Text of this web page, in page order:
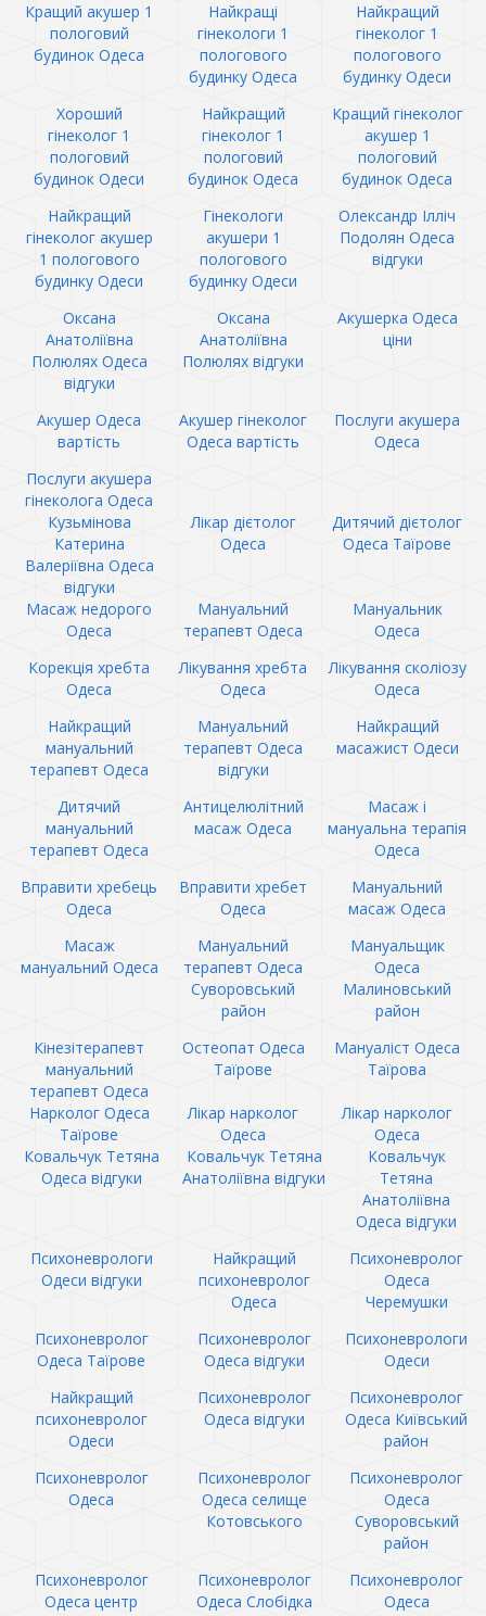
Кращий акушер 1
пологовий
будинок Одеса
Найкращі
гінекологи 1
пологового
будинку Одеса
Найкращий
гінеколог 1
пологового
будинку Одеси
Хороший
гінеколог 1
пологовий
будинок Одеси
Найкращий
гінеколог 1
пологовий
будинок Одеса
Кращий гінеколог
акушер 1
пологовий
будинок Одеса
Найкращий
гінеколог акушер
1 пологового
будинку Одеси
Гінекологи
акушери 1
пологового
будинку Одеси
Олександр Ілліч
Подолян Одеса
відгуки
Оксана
Анатоліївна
Полюлях Одеса
відгуки
Оксана
Анатоліївна
Полюлях відгуки
Акушерка Одеса
ціни
Акушер Одеса
вартість
Акушер гінеколог
Одеса вартість
Послуги акушера
Одеса
Послуги акушера
гінеколога Одеса
Кузьмінова
Катерина
Валеріївна Одеса
відгуки
Лікар дієтолог
Одеса
Дитячий дієтолог
Одеса Таїрове
Масаж недорого
Одеса
Мануальний
терапевт Одеса
Мануальник
Одеса
Корекція хребта
Одеса
Лікування хребта
Одеса
Лікування сколіозу
Одеса
Найкращий
мануальний
терапевт Одеса
Мануальний
терапевт Одеса
відгуки
Найкращий
масажист Одеси
Дитячий
мануальний
терапевт Одеса
Антицелюлітний
масаж Одеса
Масаж і
мануальна терапія
Одеса
Вправити хребець
Одеса
Вправити хребет
Одеса
Мануальний
масаж Одеса
Масаж
мануальний Одеса
Мануальний
терапевт Одеса
Суворовський
район
Мануальщик
Одеса
Малиновський
район
Кінезітерапевт
мануальний
терапевт Одеса
Остеопат Одеса
Таїрове
Мануаліст Одеса
Таїрова
Нарколог Одеса
Таїрове
Лікар нарколог
Одеса
Лікар нарколог
Одеса
Ковальчук Тетяна
Одеса відгуки
Ковальчук Тетяна
Анатоліївна відгуки
Ковальчук
Тетяна
Анатоліївна
Одеса відгуки
Психоневрологи
Одеси відгуки
Найкращий
психоневролог
Одеса
Психоневролог
Одеса
Черемушки
Психоневролог
Одеса Таїрове
Психоневролог
Одеса відгуки
Психоневрологи
Одеси
Найкращий
психоневролог
Одеси
Психоневролог
Одеса відгуки
Психоневролог
Одеса Київський
район
Психоневролог
Одеса
Психоневролог
Одеса селище
Котовського
Психоневролог
Одеса
Суворовський
район
Психоневролог
Одеса центр
Психоневролог
Одеса Слобідка
Психоневролог
Одеса